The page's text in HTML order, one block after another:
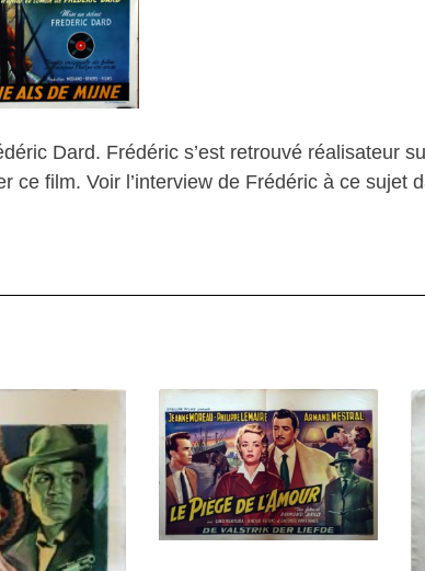
Dard. Frédéric s’est retrouvé réalisateur
ce film. Voir l’interview de Frédéric à ce sujet